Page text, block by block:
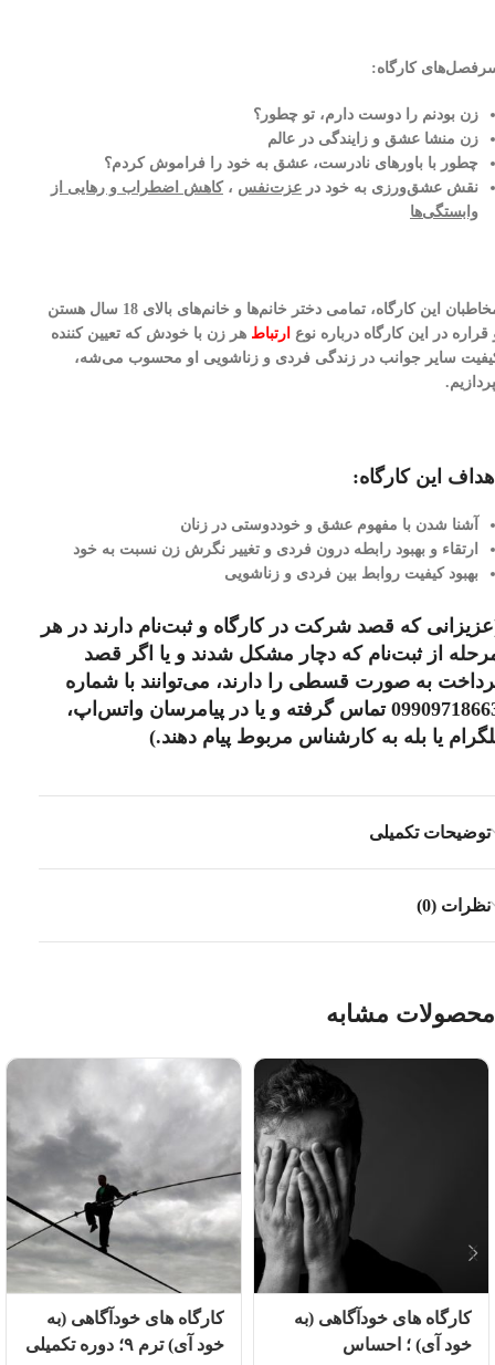
کارگاه:
زن بودنم را دوست دارم، تو چطور؟
زن منشا عشق و زایندگی در عالم
چطور با باورهای نادرست، عشق به خود را فراموش کردم؟
نقش عشق‌ورزی به خود در عزت‌نفس ، کاهش اضطراب و رهایی از
وابستگی‌ها
مخاطبان این کارگاه، تمامی دختر خانم‌ها و خانم‌های بالای 18 سال هستن
قراره در این کارگاه درباره نوع ارتباط هر زن با خودش که تعیین کننده
سایر جوانب در زندگی فردی و زناشویی او محسوب می‌شه،
این کارگاه:
آشنا شدن با مفهوم عشق و خوددوستی در زنان
ارتقاء و بهبود رابطه درون فردی و تغییر نگرش زن نسبت به خود
بهبود کیفیت روابط بین فردی و زناشویی
که قصد شرکت در کارگاه و ثبت‌نام دارند در هر
از ثبت‌نام که دچار مشکل شدند و یا اگر قصد
به صورت قسطی را دارند، می‌توانند با شماره
09909718663 تماس گرفته و یا در پیامرسان واتس‌اپ،
یا بله به کارشناس مربوط پیام دهند.)
توضیحات تکمیلی
نظرات (0)
محصولات مشابه
کارگاه های خودآگاهی (به
خود آی) ؛ احساس
کارگاه های خودآگاهی (به
خود آی) ترم ۹؛ دوره تکمیلی